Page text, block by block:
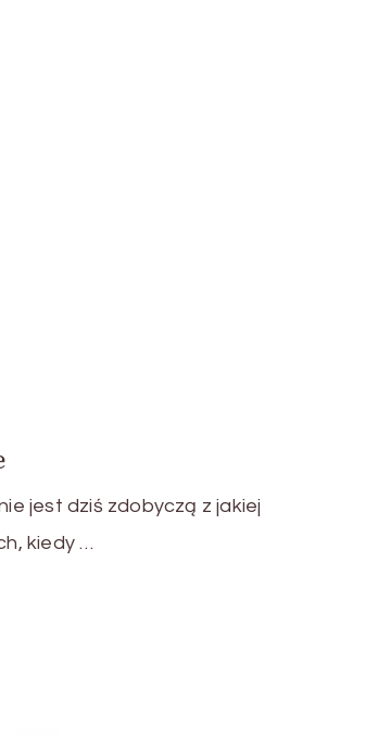
jest dziś zdobyczą z jakiej
kiedy …